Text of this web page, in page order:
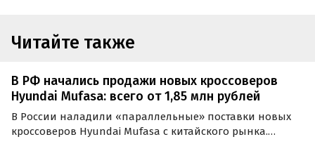
Читайте также
В РФ начались продажи новых кроссоверов
Hyundai Mufasa: всего от 1,85 млн рублей
В России наладили «параллельные» поставки новых
кроссоверов Hyundai Mufasa с китайского рынка.